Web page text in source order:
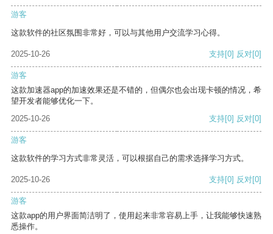
游客
这款软件的社区氛围非常好，可以与其他用户交流学习心得。
2025-10-26 支持[0] 反对[0]
游客
这款加速器app的加速效果还是不错的，但偶尔也会出现卡顿的情况，希
望开发者能够优化一下。
2025-10-26
支持[0] 反对[0]
游客
这款软件的学习方式非常灵活，可以根据自己的需求选择学习方式。
2025-10-26 支持[0] 反对[0]
游客
这款app的用户界面简洁明了，使用起来非常容易上手，让我能够快速熟
悉操作。